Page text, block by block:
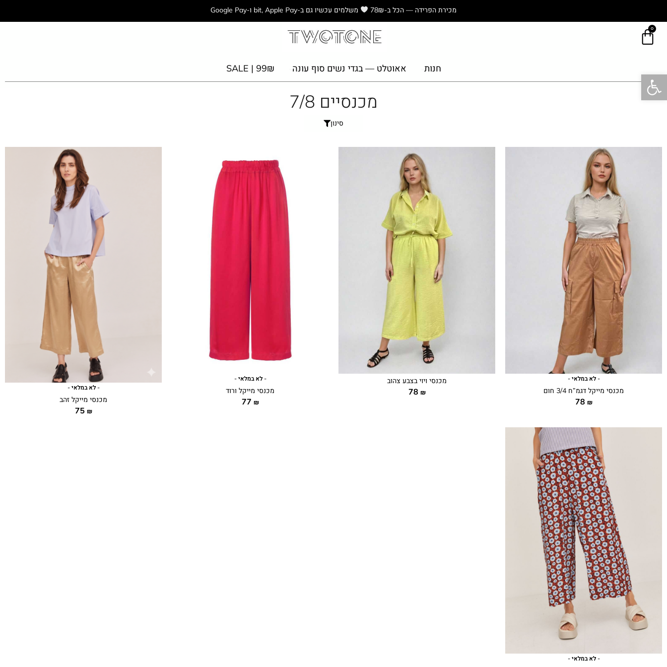
פתח סרגל נגישות
מכירת הפרידה — הכל ב-78₪ משלמים עכשיו גם ב-bit, Apple Pay ו-Google Pay
0
חנות אאוטלט — בגדי נשים סוף עונה ₪SALE | 99
מכנסיים 7/8
סינון
- לא במלאי -
מכנסי מייקל דגמ”ח 3/4 חום
78 ₪
מכנסי ויוי בצבע צהוב
78 ₪
- לא במלאי -
מכנסי מייקל ורוד
77 ₪
- לא במלאי -
מכנסי מייקל זהב
75 ₪
- לא במלאי -